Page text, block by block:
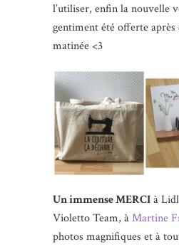
l’utiliser, enfin la nouvelle
gentiment été offerte après
matinée <3
Un immense MERCIà
Violetto Team, àMartine
photos magnifiques et à